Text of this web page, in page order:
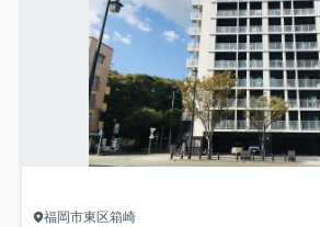
福岡市東区箱崎